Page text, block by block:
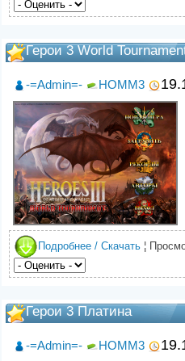
Герои 3 World
-=Admin=- HOMM3
Подробнее / Скачать ¦
Герои 3 Платина
-=Admin=- HOMM3